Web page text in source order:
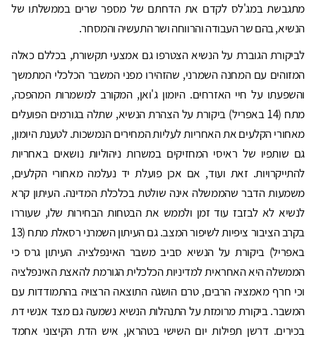
מתגבשת במג'לס לקדם את הדחתם של מספר שרים בממשלתו של
הנשיא, בהם שר העבודה והרווחה ושר התעשיה והמסחר.
לביקורת הגוברת על הנשיא הצטרפו גם אמצעי תקשורת, בכללם כאלה
המזוהים עם המחנה השמרני, שהזהירו מפני המשבר הכלכלי המתמשך
והשפעתו על חיי האזרחים. היומון ג'ואן, המקורב למשמרות המהפכה,
מתח (14 באפריל) ביקורת על הצהרת הנשיא, שתלה בגורמים הפועלים
מאחורי הקלעים את האחריות לעליות המחירים הנמשכות. לטענת היומון,
גם שותפיו של ראיסי המחזיקים במשרות ניהוליות נושאים באחריות
להתייקרויות. זאת ועוד, אם אכן פועלת יד נעלמה מאחורי הקלעים,
משמעות הדבר שהממשלה אינה שולטת בכלכלת המדינה. העיתון קרא
לנשיא לא לבזבז עוד זמן ולממש את הבטחות הבחירות שלו, שעוררו
בקרב הציבור ציפיות לשיפור המצב. גם העיתון השמרני רסאלת מתח (13
באפריל) ביקורת על הנשיא סביב משבר האינפלציה. העיתון גרס כי
הממשלה היא האחראית למדיניות הכלכלית הגורמת להאצת האינפלציה
וכי חרף מאמציה הרבים, טרם הושגה התוצאה הרצויה בהתמודדות עם
המשבר. ביקורת מרומזת על התנהלות הנשיא נשמעה גם מצד אנשי דת
בכירים. דרשן תפילות יום השישי בטהראן, איש הדת הקיצוני אחמד